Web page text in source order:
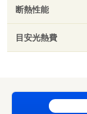
２．２％又は５
５％）・維持費
理員の勤務形態
きの物件です。
ペース。指定の/
断熱性能
目安光熱費